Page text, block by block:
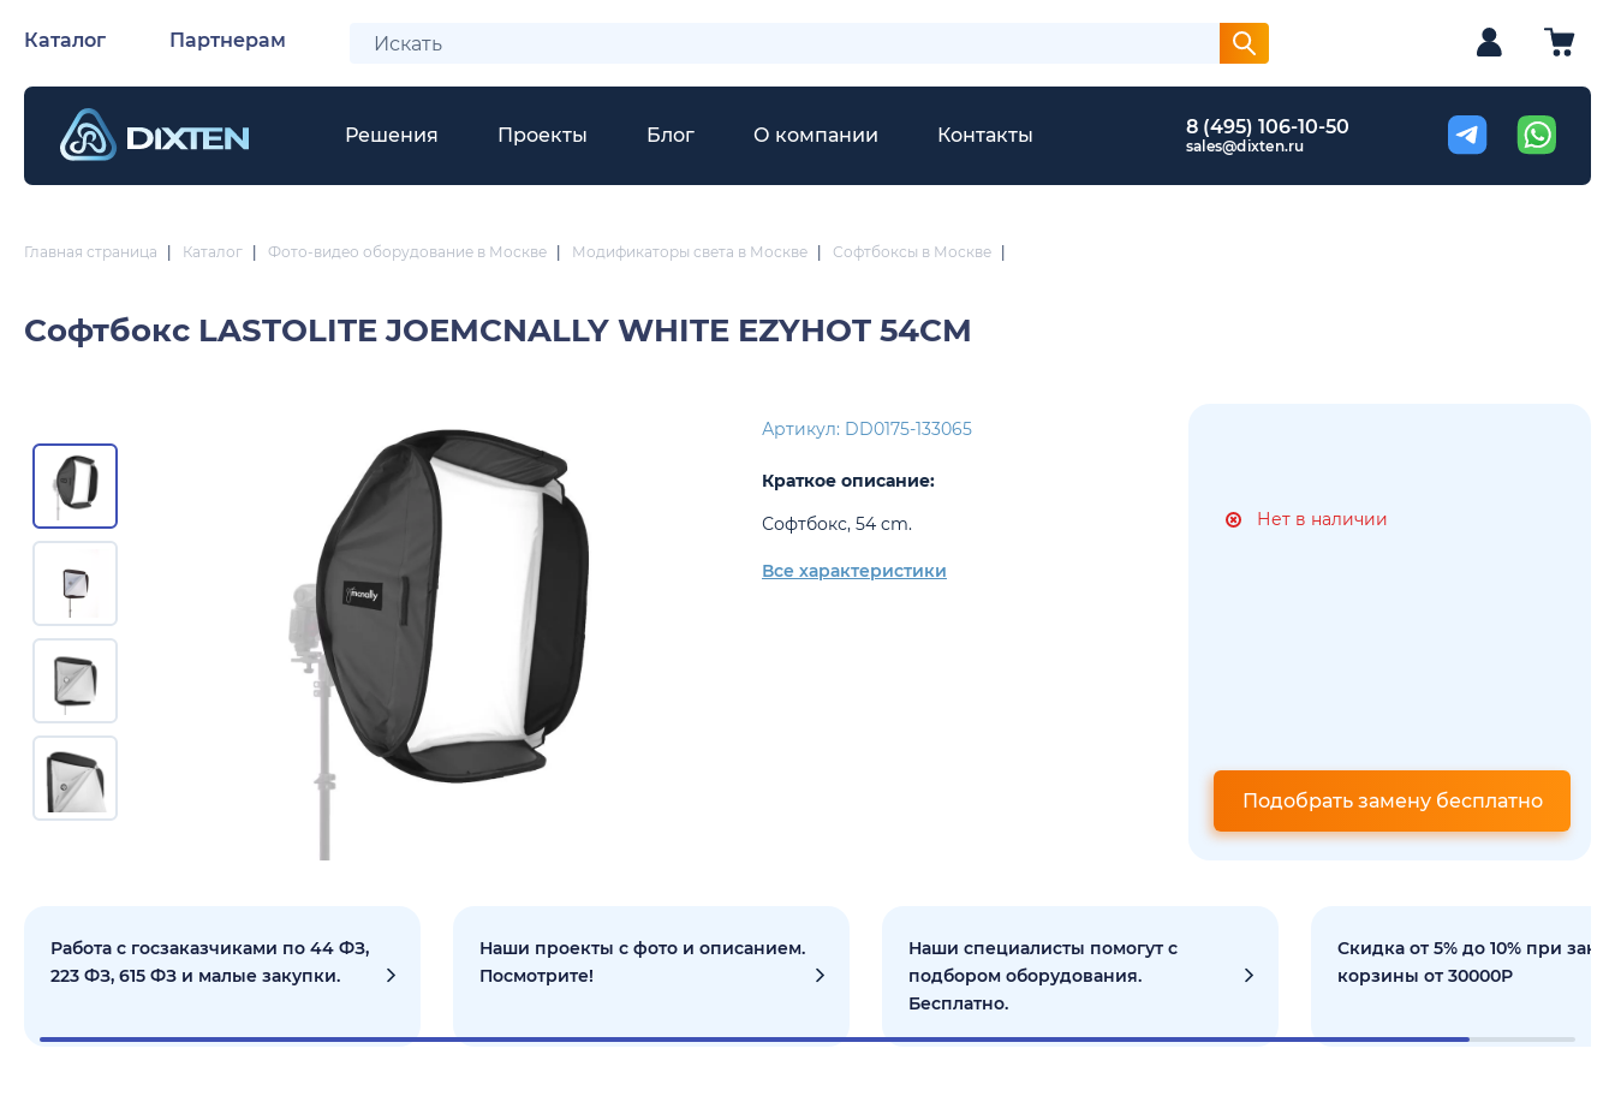
Каталог Партнерам
Решения Проекты Блог О компании Контакты 8 (495) 106-10-50
sales@dixten.ru
Главная страница Каталог Фото-видео оборудование в Москве Модификаторы света в Москве Софтбоксы в Москве
Софтбокс LASTOLITE JOEMCNALLY WHITE EZYHOT 54CM
Артикул: DD0175-133065
Краткое описание:
Софтбокс, 54 cm.
Все характеристики
Нет в наличии
Подобрать замену бесплатно
Работа с госзаказчиками по 44 ФЗ,
223 ФЗ, 615 ФЗ и малые закупки.
Наши проекты с фото и описанием.
Посмотрите!
Наши специалисты помогут с
подбором оборудования.
Бесплатно.
Скидка от 5% до 10% при
корзины от 30000Р